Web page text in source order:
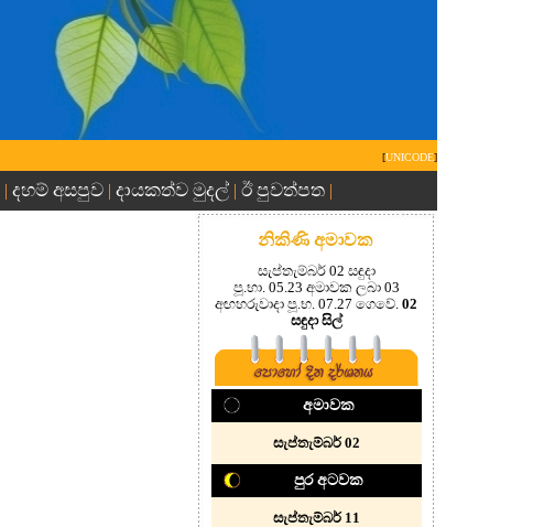
[UNICODE]
| දහම් අසපුව| දායකත්ව මුදල්| ඊ පුවත්පත|
නිකිණි අමාවක
සැප්තැම්බර් 02 සඳුදා
පූ.භා. 05.23 අමාවක ලබා 03
අඟහරුවාදා පූ.භ. 07.27 ගෙවේ. 02
සඳුදා සිල්
අමාවක
සැප්තැම්බර් 02
පුර අටවක
සැප්තැම්බර් 11